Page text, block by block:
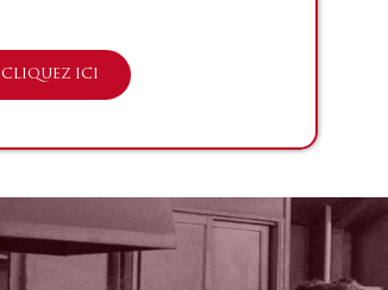
CLIQUEZ ICI